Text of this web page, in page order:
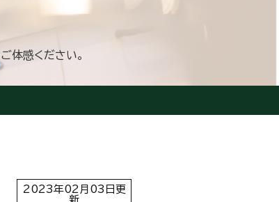
体感ください。
2023年02月03日更
新